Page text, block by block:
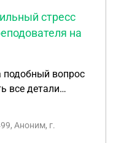
стресс
на
подобный вопрос
все детали
курсе колледжа.
способом
Аноним, г.